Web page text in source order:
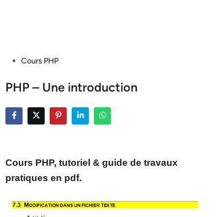
PostedCours PHP
PHP – Une introduction
Cours PHP, tutoriel & guide de travaux
pratiques en pdf.